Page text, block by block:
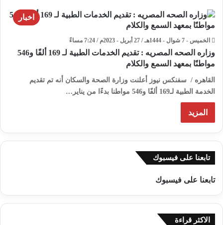
اخبار
الخميس - 7 شوال - 1444هـ / 27 أبريل - 2023م / 7:24 مساءً
وزاره الصحه المصريه : تقديم الخدمات الطبية لـ 169 ألفًا و546
مواطنًا بمعهد السمع والكلام
القاهره / سفنكس نيوز أعلنت وزارة الصحة والسكان أنه تم تقديم
الخدمة الطبية لـ169 ألفًا و546 مواطنا بدءًا من يناير…
المزيد
تابعنا على فيسبوك
تابعنا على فيسبوك
الاكثر قراءة